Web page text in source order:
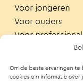
Om de beste ervaringen
cookies om informatie over
Voor jongeren
Voor ouders
Voor
Zoek